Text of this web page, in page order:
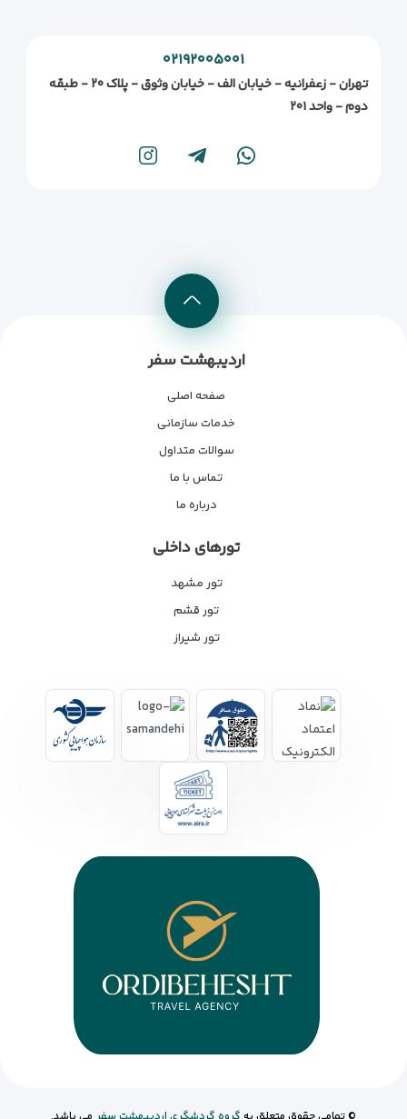
۰۲۱۹۲۰۰۵۰۰۱
تهران - زعفرانیه - خیابان الف - خیابان وثوق - پلاک ۲۰ - طبقه
دوم - واحد ۲۰۱
اردیبهشت سفر
صفحه اصلی
خدمات سازمانی
سوالات متداول
تماس با ما
درباره ما
تورهای داخلی
تور مشهد
تور قشم
تور شیراز